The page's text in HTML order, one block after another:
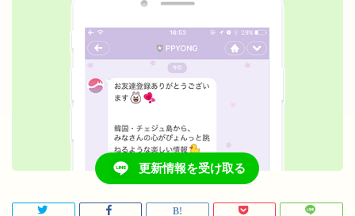
更新情報を受け取る